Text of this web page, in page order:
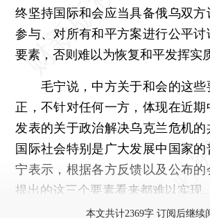
终坚持国际和会应当具备俄乌双
参与、对所有和平方案进行公平
要素，否则难以为恢复和平发挥实
毛宁说，中方关于和会的这些
正，不针对任何一方，体现在近期
发表的关于政治解决乌克兰危机的
国际社会特别是广大发展中国家
宁表示，根据各方反馈以及公布
提出的这三个要素看来都难以实现。
本文共计2369字 订阅后继续